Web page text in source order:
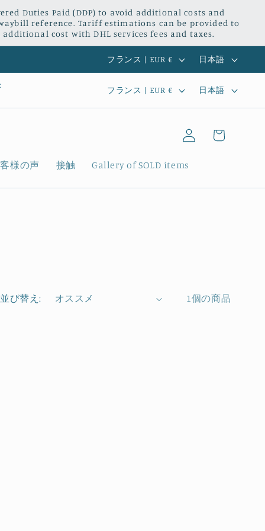
Duties Paid (DDP) to avoid additional costs and
reference. Tariff estimations can be provided to
cost with DHL services fees and taxes.
国
/
地
フランス | EUR €
言
語
日本語
国
フランス | EUR €
言
日本語
様の声 接触 Gallery of SOLD items
グ
イ
ー
並び替え: 1個の商品